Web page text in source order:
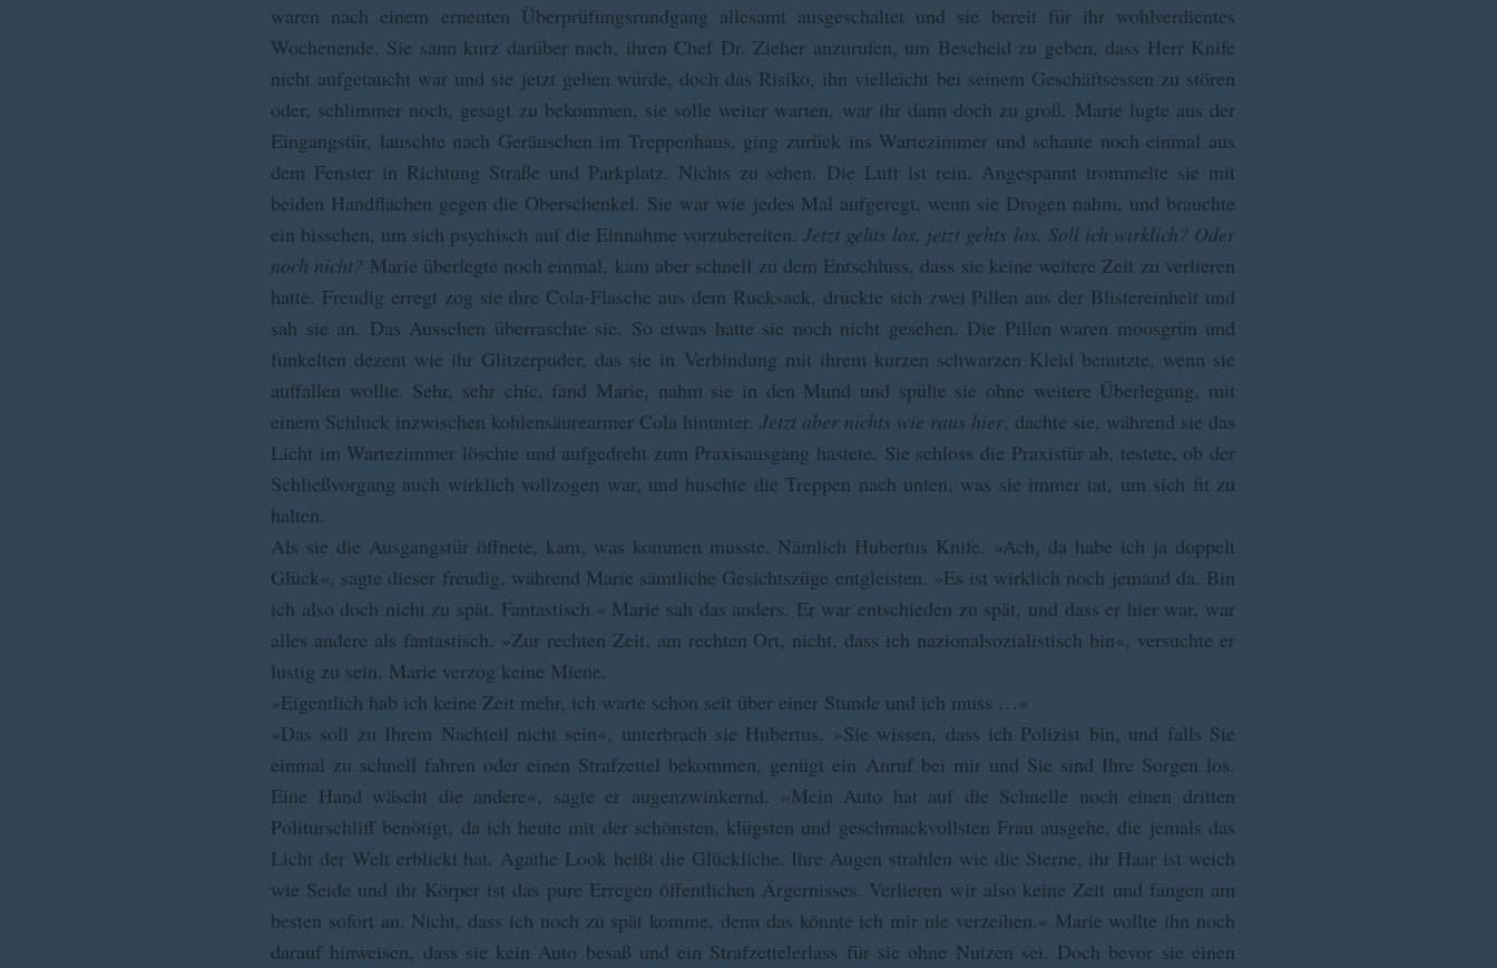
waren nach einem erneuten Überprüfungsrundgang allesamt ausgeschaltet und sie bereit für ihr wohlverdientes
Wochenende. Sie sann kurz darüber nach, ihren Chef Dr. Zieher anzurufen, um Bescheid zu geben, dass Herr Knife
nicht aufgetaucht war und sie jetzt gehen würde, doch das Risiko, ihn vielleicht bei seinem Geschäftsessen zu stören
oder, schlimmer noch, gesagt zu bekommen, sie solle weiter warten, war ihr dann doch zu groß. Marie lugte aus der
Eingangstür, lauschte nach Geräuschen im Treppenhaus, ging zurück ins Wartezimmer und schaute noch einmal aus
dem Fenster in Richtung Straße und Parkplatz. Nichts zu sehen. Die Luft ist rein. Angespannt trommelte sie mit
beiden Handflächen gegen die Oberschenkel. Sie war wie jedes Mal aufgeregt, wenn sie Drogen nahm, und brauchte
ein bisschen, um sich psychisch auf die Einnahme vorzubereiten. Jetzt gehts los, jetzt gehts los. Soll ich wirklich? Oder
noch nicht? Marie überlegte noch einmal, kam aber schnell zu dem Entschluss, dass sie keine weitere Zeit zu verlieren
hatte. Freudig erregt zog sie ihre Cola-Flasche aus dem Rucksack, drückte sich zwei Pillen aus der Blistereinheit und
sah sie an. Das Aussehen überraschte sie. So etwas hatte sie noch nicht gesehen. Die Pillen waren moosgrün und
funkelten dezent wie ihr Glitzerpuder, das sie in Verbindung mit ihrem kurzen schwarzen Kleid benutzte, wenn sie
auffallen wollte. Sehr, sehr chic, fand Marie, nahm sie in den Mund und spülte sie ohne weitere Überlegung, mit
einem Schluck inzwischen kohlensäurearmer Cola hinunter. Jetzt aber nichts wie raus hier, dachte sie, während sie das
Licht im Wartezimmer löschte und aufgedreht zum Praxisausgang hastete. Sie schloss die Praxistür ab, testete, ob der
Schließvorgang auch wirklich vollzogen war, und huschte die Treppen nach unten, was sie immer tat, um sich fit zu
halten.
Als sie die Ausgangstür öffnete, kam, was kommen musste. Nämlich Hubertus Knife. »Ach, da habe ich ja doppelt
Glück«, sagte dieser freudig, während Marie sämtliche Gesichtszüge entgleisten. »Es ist wirklich noch jemand da. Bin
ich also doch nicht zu spät. Fantastisch.« Marie sah das anders. Er war entschieden zu spät, und dass er hier war, war
alles andere als fantastisch. »Zur rechten Zeit, am rechten Ort, nicht, dass ich nazionalsozialistisch bin«, versuchte er
lustig zu sein. Marie verzog keine Miene.
»Eigentlich hab ich keine Zeit mehr, ich warte schon seit über einer Stunde und ich muss …«
»Das soll zu Ihrem Nachteil nicht sein«, unterbrach sie Hubertus. »Sie wissen, dass ich Polizist bin, und falls Sie
einmal zu schnell fahren oder einen Strafzettel bekommen, genügt ein Anruf bei mir und Sie sind Ihre Sorgen los.
Eine Hand wäscht die andere«, sagte er augenzwinkernd. »Mein Auto hat auf die Schnelle noch einen dritten
Politurschliff benötigt, da ich heute mit der schönsten, klügsten und geschmackvollsten Frau ausgehe, die jemals das
Licht der Welt erblickt hat. Agathe Look heißt die Glückliche. Ihre Augen strahlen wie die Sterne, ihr Haar ist weich
wie Seide und ihr Körper ist das pure Erregen öffentlichen Ärgernisses. Verlieren wir also keine Zeit und fangen am
besten sofort an. Nicht, dass ich noch zu spät komme, denn das könnte ich mir nie verzeihen.« Marie wollte ihn noch
darauf hinweisen, dass sie kein Auto besaß und ein Strafzettelerlass für sie ohne Nutzen sei. Doch bevor sie einen